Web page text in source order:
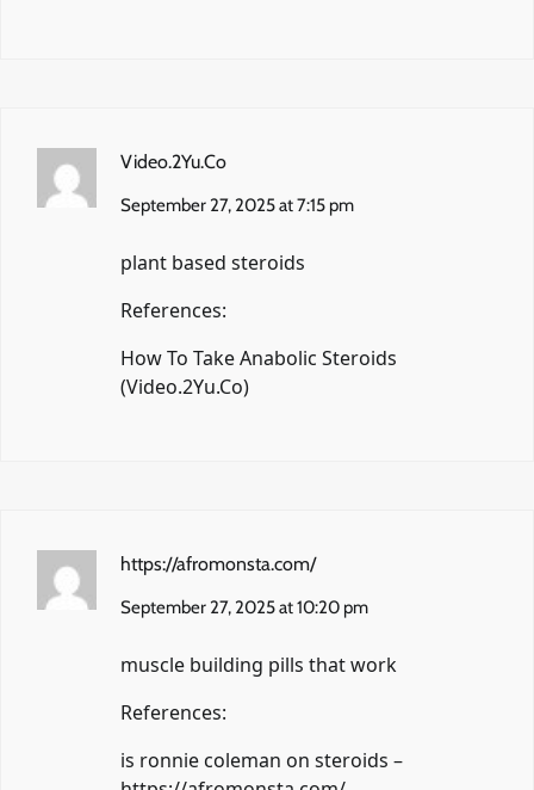
Video.2Yu.Co
September 27, 2025 at 7:15 pm
plant based steroids
References:
How To Take Anabolic Steroids
(Video.2Yu.Co)
https://afromonsta.com/
September 27, 2025 at 10:20 pm
muscle building pills that work
References:
is ronnie coleman on steroids –